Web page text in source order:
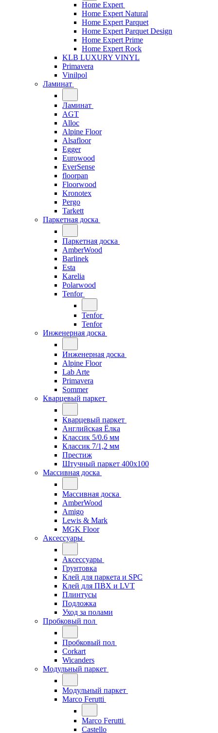
Home Expert
Home Expert Natural
Home Expert Parquet
Home Expert Parquet Design
Home Expert Prime
Home Expert Rock
KLB LUXURY VINYL
Primavera
Vinilpol
Ламинат
Ламинат
AGT
Alloc
Alpine Floor
Alsafloor
Egger
Eurowood
EverSense
floorpan
Floorwood
Kronotex
Pergo
Tarkett
Паркетная доска
Паркетная доска
AmberWood
Barlinek
Esta
Karelia
Polarwood
Tenfor
Tenfor
Tenfor
Инженерная доска
Инженерная доска
Alpine Floor
Lab Arte
Primavera
Sommer
Кварцевый паркет
Кварцевый паркет
Английская Ёлка
Классик 5/0.6 мм
Классик 7/1,2 мм
Престиж
Штучный паркет 400x100
Массивная доска
Массивная доска
AmberWood
Amigo
Lewis & Mark
MGK Floor
Аксессуары
Аксессуары
Грунтовка
Клей для паркета и SPC
Клей для ПВХ и LVT
Плинтусы
Подложка
Уход за полами
Пробковый пол
Пробковый пол
Corkart
Wicanders
Модульный паркет
Модульный паркет
Marco Ferutti
Marco Ferutti
Castello